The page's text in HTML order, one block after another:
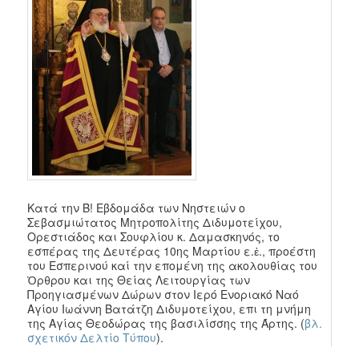
Κατά την Β! Εβδομάδα των Νηστειών ο
Σεβασμιώτατος Μητροπολίτης Διδυμοτείχου,
Ορεστιάδος και Σουφλίου κ. Δαμασκηνός, το
εσπέρας της Δευτέρας 10ης Μαρτίου ε.ἐ., προέστη
του Εσπερινού καί την επομένη της ακολουθίας του
Ὀρθρου και της Θείας Λειτουργίας των
Προηγιασμένων Δώρων στον Ιερό Ενοριακό Ναό
Αγίου Ιωάννη Βατάτζη Διδυμοτείχου, επι τη μνήμη
της Αγίας Θεοδώρας της βασιλίσσης της Άρτης. (βλ.
σχετικόν Δελτίο Τύπου).